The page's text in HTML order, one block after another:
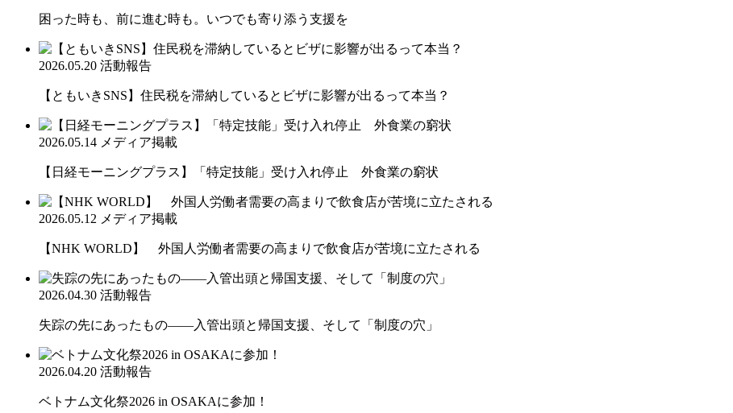
困った時も、前に進む時も。いつでも寄り添う支援を
2026.05.20 活動報告
【ともいきSNS】住民税を滞納しているとビザに影響が出るって本当？
2026.05.14 メディア掲載
【日経モーニングプラス】「特定技能」受け入れ停止 外食業の窮状
2026.05.12 メディア掲載
【NHK WORLD】 外国人労働者需要の高まりで飲食店が苦境に立たされる
2026.04.30 活動報告
失踪の先にあったもの――入管出頭と帰国支援、そして「制度の穴」
2026.04.20 活動報告
ベトナム文化祭2026 in OSAKAに参加！